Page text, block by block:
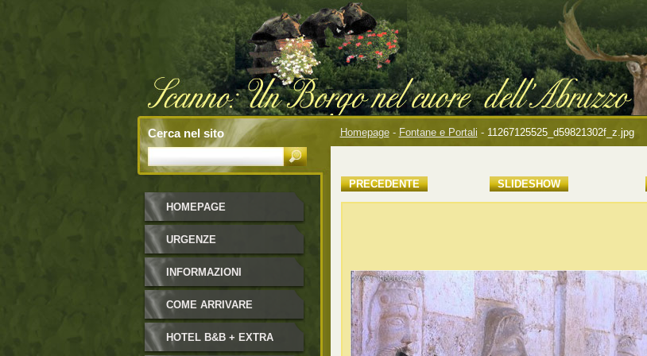
Homepage - Fontane e Portali - 11267125525_d59821302f_z.jpg
PRECEDENTE SLIDESHOW
HOMEPAGE
URGENZE
INFORMAZIONI
COME ARRIVARE
HOTEL B&B + EXTRA
Cerca nel sito